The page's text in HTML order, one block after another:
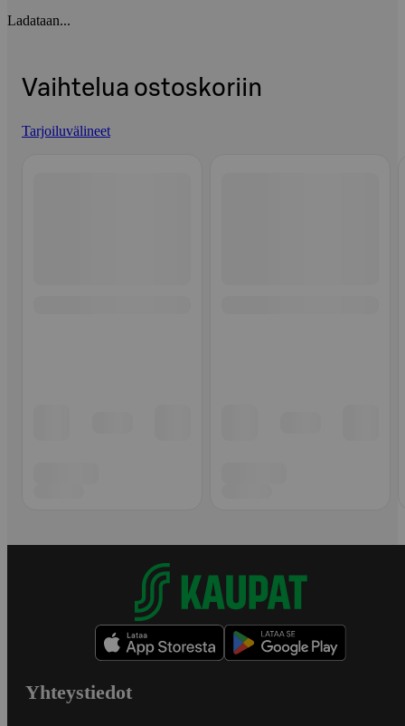
Ladataan...
Vaihtelua ostoskoriin
Tarjoiluvälineet
Yhteystiedot